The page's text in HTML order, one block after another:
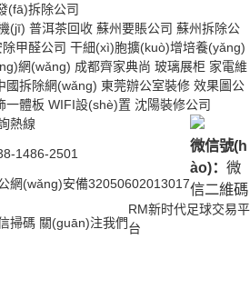
(fā)拆除公司
(jī) 普洱茶回收 蘇州要賬公司 蘇州拆除公
甲醛公司 干細(xì)胞擴(kuò)增培養(yǎng)
網(wǎng) 成都齊家典尚 玻璃展柜 家電維
國拆除網(wǎng) 東莞辦公室裝修 效果圖公
一體板 WIFI設(shè)置 沈陽裝修公司
熱線
1486-2501
網(wǎng)安備32050602013017
掃碼 關(guān)注我們
微信號(h
ào)： 微
信二維碼
RM新时代足球交易平
台